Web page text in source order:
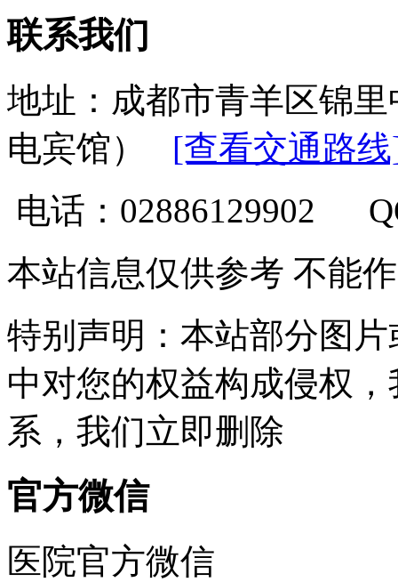
联系我们
地址：成都市青羊区锦
电宾馆） [查看交通路
电话：02886129902
本站信息仅供参考 不能
特别声明：本站部分图
中对您的权益构成侵权
系，我们立即删除
官方微信
医院官方微信